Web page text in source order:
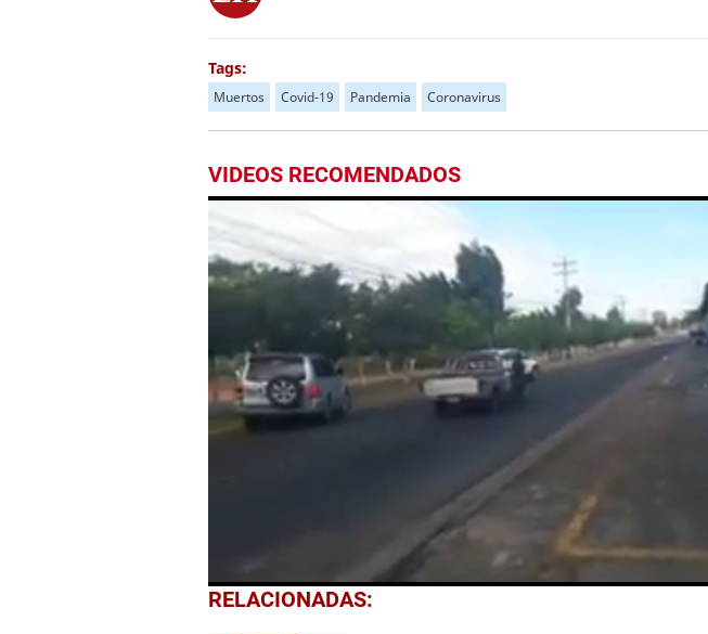
Tags:
Muertos Covid-19 Pandemia Coronavirus
VIDEOS RECOMENDADOS
0
seconds
RELACIONADAS: